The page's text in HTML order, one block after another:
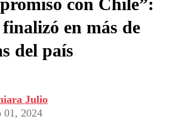
con Chile”:
finalizó en más de
del país
Julio
01, 2024